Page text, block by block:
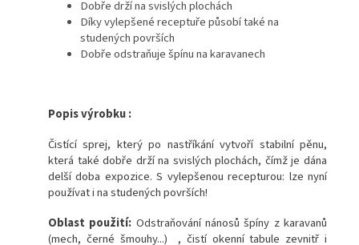
Dobře drží na svislých plochách
Díky vylepšené receptuře působí také na
studených površích
Dobře odstraňuje špínu na karavanech
Popis výrobku :
Čistící sprej, který po nastříkání vytvoří stabilní pěnu,
která také dobře drží na svislých plochách, čímž je dána
delší doba expozice. S vylepšenou recepturou: lze nyní
používat i na studených površích!
Oblast použití: Odstraňování nánosů špíny z karavanů
(mech, černé šmouhy...) , čistí okenní tabule zevnitř i